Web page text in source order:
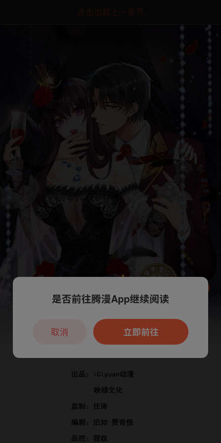
点击加载上一章节
本章节仅支持App阅读，可打开App新用
户7天免费看
是否前往腾漫App继续阅读
立即前往
取消